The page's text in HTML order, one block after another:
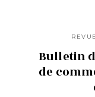
Bulletin
de